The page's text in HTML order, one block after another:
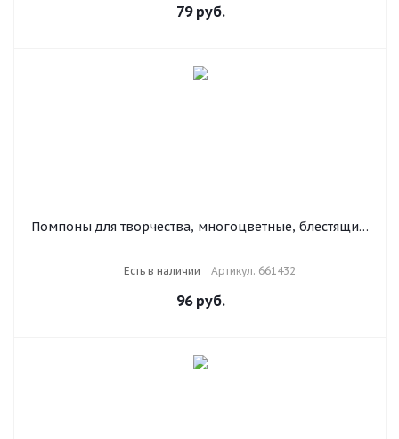
79руб.
Помпоны для творчества, многоцветные, блестящие,
Есть в наличии Артикул: 661432
96руб.